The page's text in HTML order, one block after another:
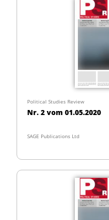
Political Studies Review
Nr. 2 vom 01.05.2020
SAGE Publications Ltd